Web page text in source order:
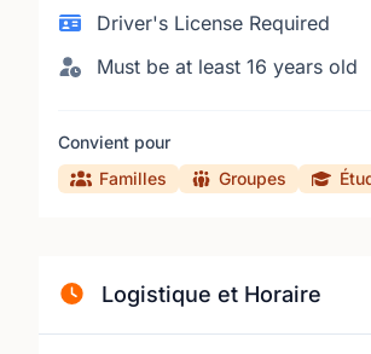
Driver's License Required
Must be at least 16 years old
Convient pour
Familles
Groupes
Logistique et Horaire